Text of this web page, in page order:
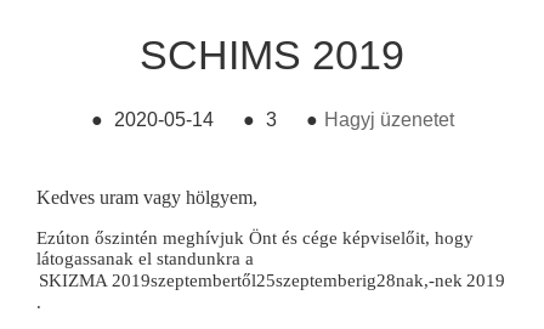
SCHIMS 2019
● 2020-05-14 ● 3 ● Hagyj üzenetet
Kedves uram vagy hölgyem,
Ezúton őszintén meghívjuk Önt és cége képviselőit, hogy
látogassanak el standunkra a
SKIZMA 2019szeptembertől25szeptemberig28nak,-nek 2019
.